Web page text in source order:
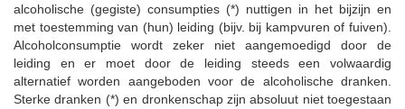
alcoholische (gegiste) consumpties (*) nuttigen in het bijzijn en
met toestemming van (hun) leiding (bijv. bij kampvuren of fuiven).
Alcoholconsumptie wordt zeker niet aangemoedigd door de
leiding en er moet door de leiding steeds een volwaardig
alternatief worden aangeboden voor de alcoholische dranken.
Sterke dranken (*) en dronkenschap zijn absoluut niet toegestaan